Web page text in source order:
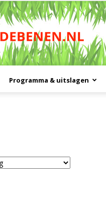
Programma & uitslagen